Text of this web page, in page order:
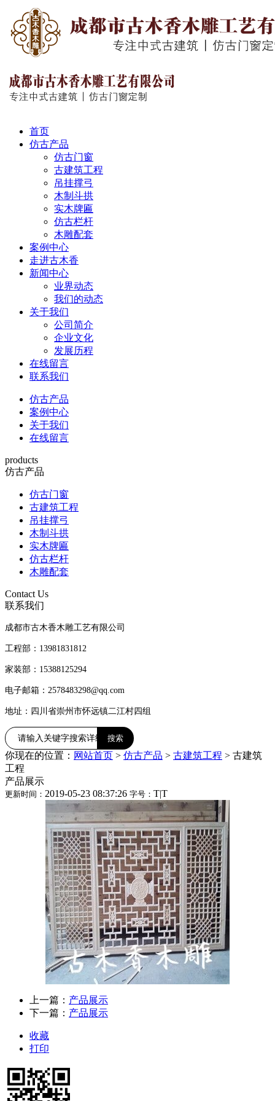
首页
仿古产品
仿古门窗
古建筑工程
吊挂撑弓
木制斗拱
实木牌匾
仿古栏杆
木雕配套
案例中心
走进古木香
新闻中心
业界动态
我们的动态
关于我们
公司简介
企业文化
发展历程
在线留言
联系我们
仿古产品
案例中心
关于我们
在线留言
products
仿古产品
仿古门窗
古建筑工程
吊挂撑弓
木制斗拱
实木牌匾
仿古栏杆
木雕配套
Contact Us
联系我们
成都市古木香木雕工艺有限公司
工程部：13981831812
家装部：15388125294
电子邮箱：2578483298@qq.com
地址：四川省崇州市怀远镇二江村四组
你现在的位置： 网站首页 > 仿古产品 > 古建筑工程 > 古建筑
工程
产品展示
更新时间： 2019-05-23 08:37:26 字号： T|T
上一篇： 产品展示
下一篇： 产品展示
收藏
打印